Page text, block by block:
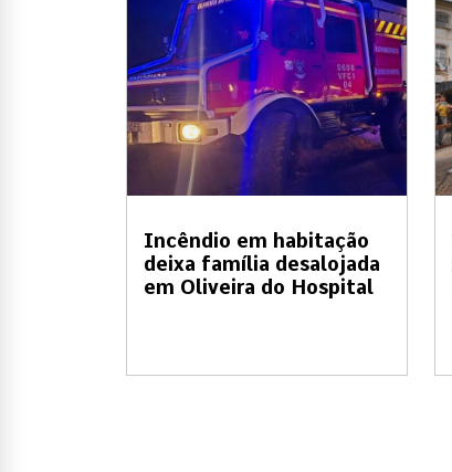
Incêndio em habitação
deixa família desalojada
em Oliveira do Hospital